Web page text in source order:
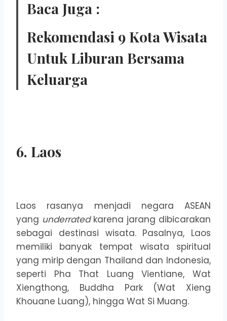
Baca Juga :
Rekomendasi 9 Kota Wisata
Untuk Liburan Bersama
Keluarga
6. Laos
Laos rasanya menjadi negara ASEAN
yang underratedkarena jarang dibicarakan
sebagai destinasi wisata. Pasalnya, Laos
memiliki banyak tempat wisata spiritual
yang mirip dengan Thailand dan Indonesia,
seperti Pha That Luang Vientiane, Wat
Xiengthong, Buddha Park (Wat Xieng
Khouane Luang), hingga Wat Si Muang.